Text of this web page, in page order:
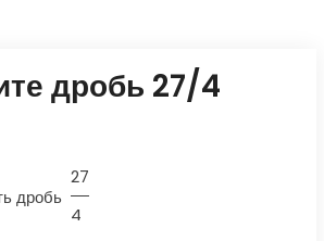
дробь 27/4
дробь
27
4